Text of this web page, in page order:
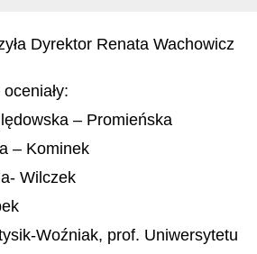
Dyrektor Renata Wachowicz
– Promieńska
– Kominek
Wilczek
Woźniak, prof. Uniwersytetu